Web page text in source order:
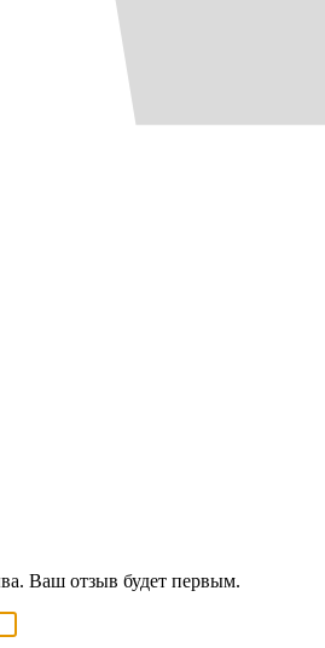
Ваш отзыв будет первым.